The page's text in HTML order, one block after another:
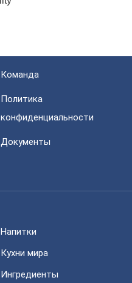
Команда
Политика
конфиденциальности
Документы
Напитки
Кухни мира
Ингредиенты